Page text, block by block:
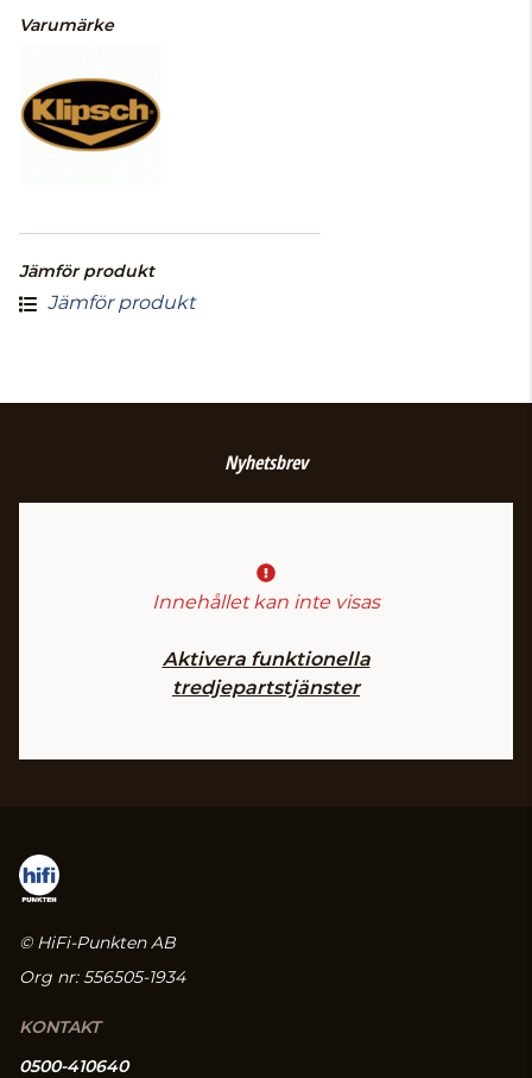
Varumärke
Jämför produkt
Jämför produkt
Nyhetsbrev
Innehållet kan inte visas
Aktivera funktionella
tredjepartstjänster
© HiFi-Punkten AB
Org nr: 556505-1934
KONTAKT
0500-410640